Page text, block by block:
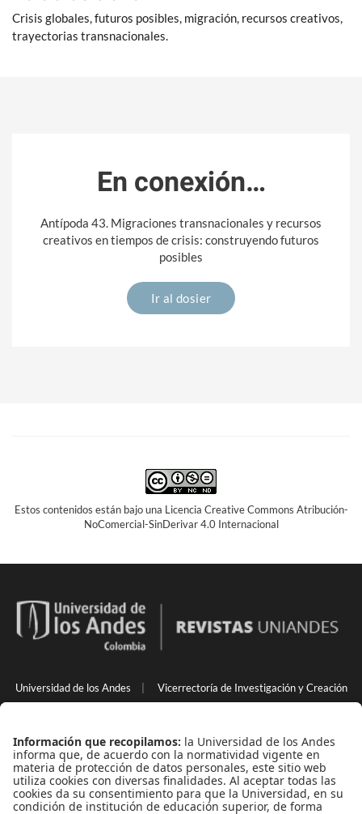
Crisis globales, futuros posibles, migración, recursos creativos,
trayectorias transnacionales.
En conexión…
Antípoda 43. Migraciones transnacionales y recursos
creativos en tiempos de crisis: construyendo futuros
posibles
Ir al dosier
Estos contenidos están bajo una Licencia Creative Commons Atribución-
NoComercial-SinDerivar 4.0 Internacional
Universidad de los Andes Vicerrectoría de Investigación y Creación
Back to Top